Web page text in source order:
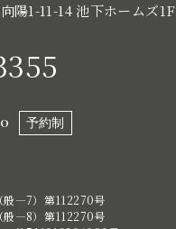
陽1-11-14 池下ホームズ1F
予約制
般―7）第112270号
般―8）第112270号